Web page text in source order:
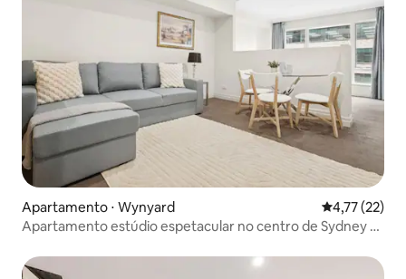
Apartamento ⋅ Wynyard 4,77 de uma
4,77 (22)
Apartamento estúdio espetacular no centro de Sydney +